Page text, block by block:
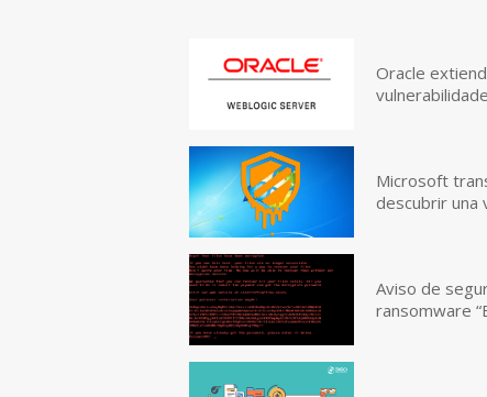
Oracle
Microsoft
descubrir una
Aviso de
ransomware